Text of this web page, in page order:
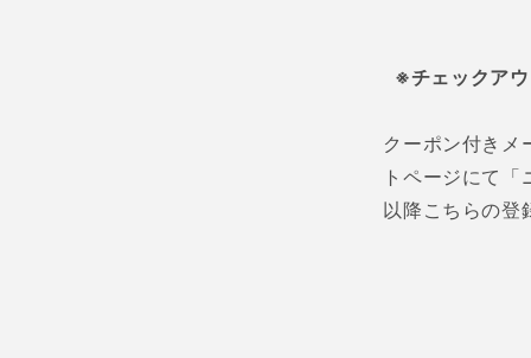
※チェックア
クーポン付きメ
トページにて
以降こちらの登